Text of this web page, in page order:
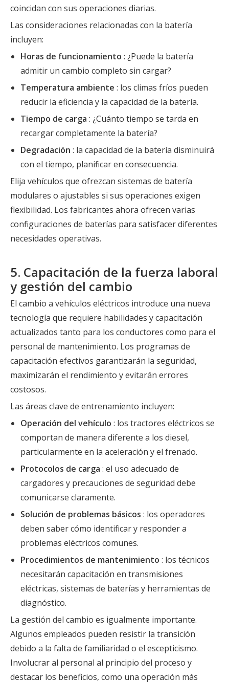
coincidan con sus operaciones diarias.
Las consideraciones relacionadas con la batería
incluyen:
Horas de funcionamiento : ¿Puede la batería
admitir un cambio completo sin cargar?
Temperatura ambiente : los climas fríos pueden
reducir la eficiencia y la capacidad de la batería.
Tiempo de carga : ¿Cuánto tiempo se tarda en
recargar completamente la batería?
Degradación : la capacidad de la batería disminuirá
con el tiempo, planificar en consecuencia.
Elija vehículos que ofrezcan sistemas de batería
modulares o ajustables si sus operaciones exigen
flexibilidad. Los fabricantes ahora ofrecen varias
configuraciones de baterías para satisfacer diferentes
necesidades operativas.
5. Capacitación de la fuerza laboral
y gestión del cambio
El cambio a vehículos eléctricos introduce una nueva
tecnología que requiere habilidades y capacitación
actualizados tanto para los conductores como para el
personal de mantenimiento. Los programas de
capacitación efectivos garantizarán la seguridad,
maximizarán el rendimiento y evitarán errores
costosos.
Las áreas clave de entrenamiento incluyen:
Operación del vehículo : los tractores eléctricos se
comportan de manera diferente a los diesel,
particularmente en la aceleración y el frenado.
Protocolos de carga : el uso adecuado de
cargadores y precauciones de seguridad debe
comunicarse claramente.
Solución de problemas básicos : los operadores
deben saber cómo identificar y responder a
problemas eléctricos comunes.
Procedimientos de mantenimiento : los técnicos
necesitarán capacitación en transmisiones
eléctricas, sistemas de baterías y herramientas de
diagnóstico.
La gestión del cambio es igualmente importante.
Algunos empleados pueden resistir la transición
debido a la falta de familiaridad o el escepticismo.
Involucrar al personal al principio del proceso y
destacar los beneficios, como una operación más